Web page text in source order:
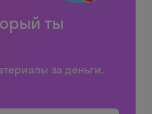
ты
за деньги.